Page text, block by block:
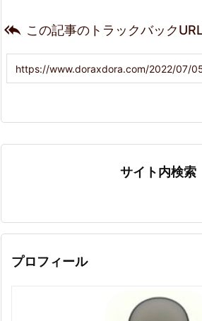
 この記事のトラックバック
サイト内検索
プロフィール